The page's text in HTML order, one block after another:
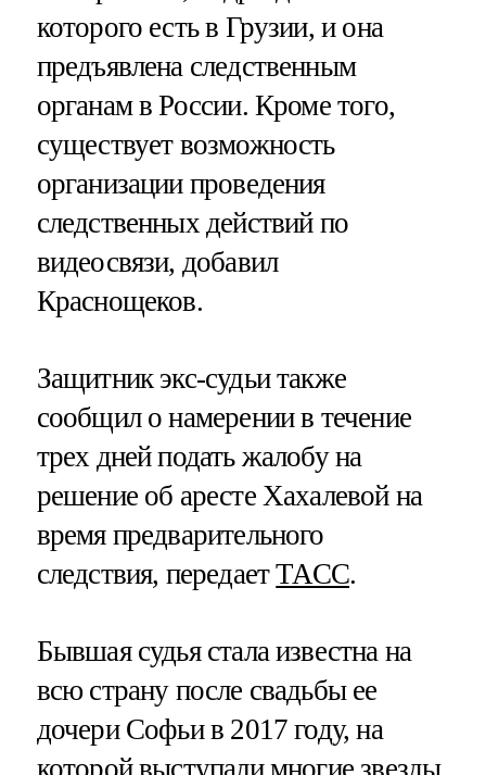
которого есть в Грузии, и она
предъявлена следственным
органам в России. Кроме того,
существует возможность
организации проведения
следственных действий по
видеосвязи, добавил
Краснощеков.
Защитник экс-судьи также
сообщил о намерении в течение
трех дней подать жалобу на
решение об аресте Хахалевой на
время предварительного
следствия, передаетТАСС.
Бывшая судья стала известна на
всю страну после свадьбы ее
дочери Софьи в 2017 году, на
которой выступали многие звезды